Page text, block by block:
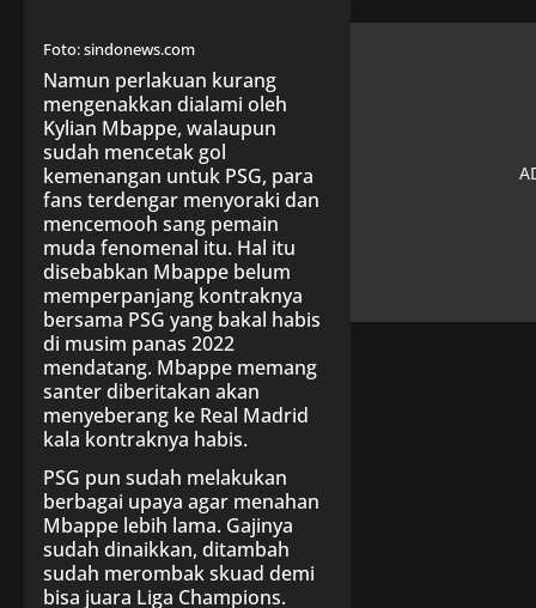
Foto: sindonews.com
Namun perlakuan kurang
mengenakkan dialami oleh
Kylian Mbappe, walaupun
sudah mencetak gol
kemenangan untuk PSG, para
fans terdengar menyoraki dan
mencemooh sang pemain
muda fenomenal itu. Hal itu
disebabkan Mbappe belum
memperpanjang kontraknya
bersama PSG yang bakal habis
di musim panas 2022
mendatang. Mbappe memang
santer diberitakan akan
menyeberang ke Real Madrid
kala kontraknya habis.
PSG pun sudah melakukan
berbagai upaya agar menahan
Mbappe lebih lama. Gajinya
sudah dinaikkan, ditambah
sudah merombak skuad demi
bisa juara Liga Champions.